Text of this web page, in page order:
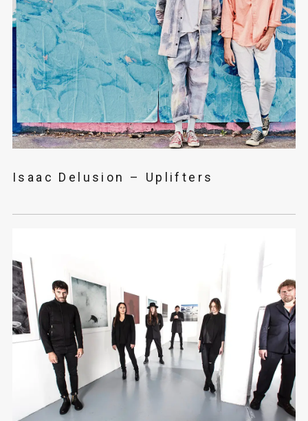
Isaac Delusion – Uplifters